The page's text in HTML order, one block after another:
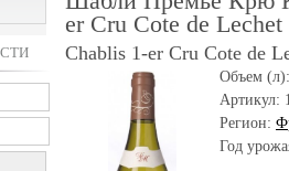
er Cru Cote de Lechet
Chablis 1-er Cru Cote de
Объем
Артикул:
Регион:
Год